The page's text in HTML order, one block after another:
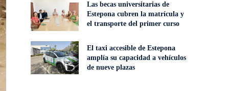
Las becas universitarias de
Estepona cubren la matrícula y
el transporte del primer curso
El taxi accesible de Estepona
amplía su capacidad a vehículos
de nueve plazas